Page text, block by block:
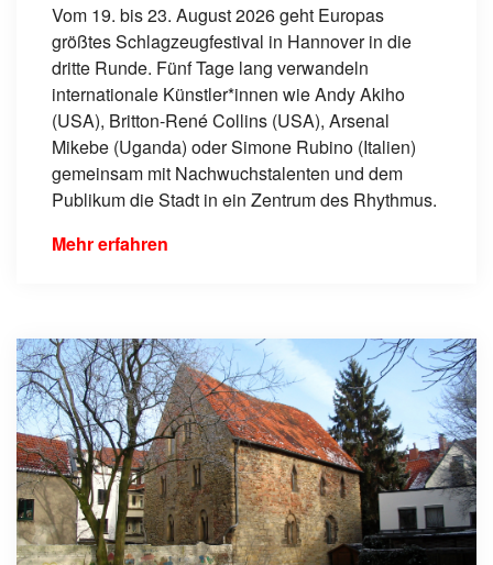
Vom 19. bis 23. August 2026 geht Europas
größtes Schlagzeugfestival in Hannover in die
dritte Runde. Fünf Tage lang verwandeln
internationale Künstler*innen wie Andy Akiho
(USA), Britton-René Collins (USA), Arsenal
Mikebe (Uganda) oder Simone Rubino (Italien)
gemeinsam mit Nachwuchstalenten und dem
Publikum die Stadt in ein Zentrum des Rhythmus.
Mehr erfahren